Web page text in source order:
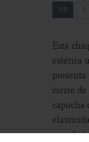
XS
Esta
estética
cierre
capucha
prenda